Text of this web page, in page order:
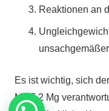
Reaktionen an
Es ist wichtig, sich
MGF 2 Mg